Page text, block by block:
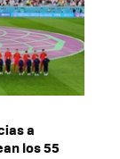
a
los 55